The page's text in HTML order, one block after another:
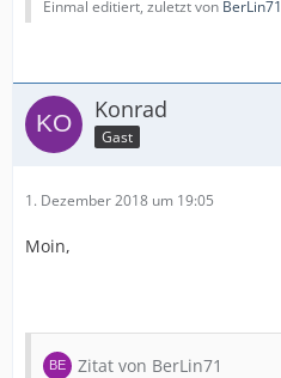
Einmal editiert, zuletzt von BerLin71
Konrad
Gast
1. Dezember 2018 um 19:05
Moin,
Zitat von BerLin71